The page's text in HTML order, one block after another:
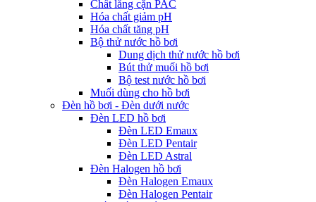
Chất lắng cặn PAC
Hóa chất giảm pH
Hóa chất tăng pH
Bộ thử nước hồ bơi
Dung dịch thử nước hồ bơi
Bút thử muối hồ bơi
Bộ test nước hồ bơi
Muối dùng cho hồ bơi
Đèn hồ bơi - Đèn dưới nước
Đèn LED hồ bơi
Đèn LED Emaux
Đèn LED Pentair
Đèn LED Astral
Đèn Halogen hồ bơi
Đèn Halogen Emaux
Đèn Halogen Pentair